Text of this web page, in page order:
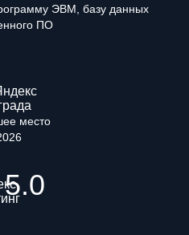
ЭВМ, базу данных
ПО
место
5.0